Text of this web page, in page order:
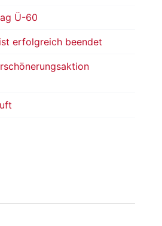
Ü-60
erfolgreich beendet